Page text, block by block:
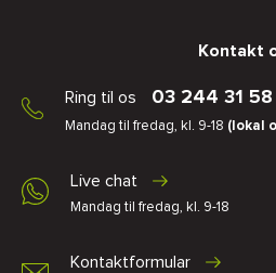
Kontakt
Ring til os 03 244 31 58
Mandag til fredag, kl. 9-18 (lokal
Live chat
Mandag til fredag, kl. 9-18
Kontaktformular